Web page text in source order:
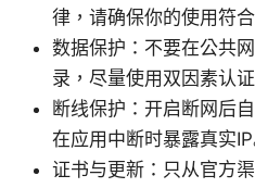
律，请确保你的使用符
数据保护：不要在公共
录，尽量使用双因素认
断线保护：开启断网后
在应用中断时暴露真实IP
证书与更新：只从官方